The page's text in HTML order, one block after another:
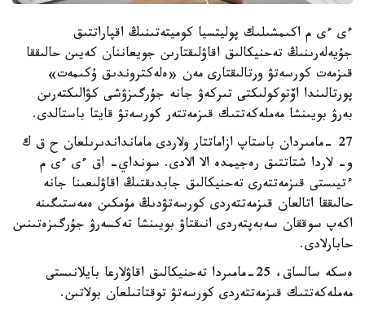
ءى ءى م اكىمشىلىك پوليتسيا كوميتەتىنىڭ اقپاراتتىق
جۇيەلەرىنىڭ تەحنيكالىق اقاۋلىقتارىن جويعاننان كەيىن حالىققا
قىزمەت كورسەتۋ ورتالىقتارى مەن «ەلەكتروندىق ۇكىمەت»
پورتالىندا اۆتوكولىكتى تىركەۋ جانە جۇرگىزۋشى كۋالىكتەرىن
بەرۋ بويىنشا مەملەكەتتىك قىزمەتتەر كورسەتۋ قايتا باستالدى.
27 -مامىردان باستاپ ازاماتتار ولاردى مامانداندىرىلعان ح ق ك
و- لاردا شتاتتىق رەجيمدە الا الادى. سونداي- اق ءى ءى م
ءتيىستى قىزمەتتەرى تەحنيكالىق جابدىقتىڭ اقاۋلىعىنا جانە
حالىققا اتالعان قىزمەتتەردى كورسەتۋدىڭ مۇمكىن ەمەستىگىنە
اكەپ سوققان سەبەپتەردى انىقتاۋ بويىنشا تەكسەرۋ جۇرگىزەتىنىن
حابارلادى.
ەسكە سالساق، 25-مامىردا تەحنيكالىق اقاۋلارعا بايلانىستى
مەملەكەتتىك قىزمەتتەردى كورسەتۋ توقتاتىلعان بولاتىن.